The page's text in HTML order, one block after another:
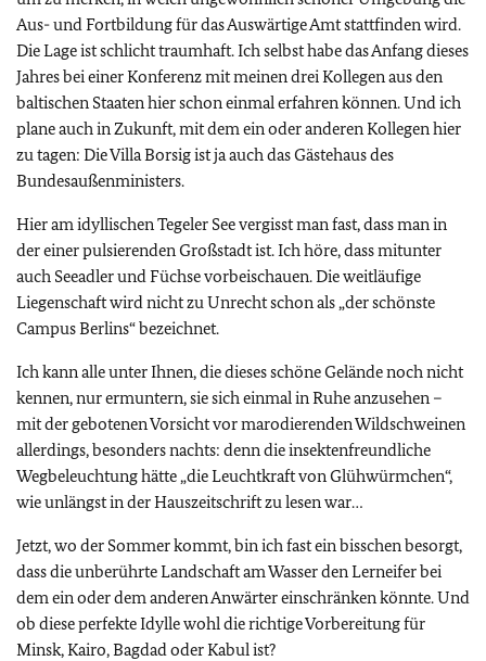
Aus- und Fortbildung für das Auswärtige Amt stattfinden wird.
Die Lage ist schlicht traumhaft. Ich selbst habe das Anfang dieses
Jahres bei einer Konferenz mit meinen drei Kollegen aus den
baltischen Staaten hier schon einmal erfahren können. Und ich
plane auch in Zukunft, mit dem ein oder anderen Kollegen hier
zu tagen: Die Villa Borsig ist ja auch das Gästehaus des
Bundesaußenministers.
Hier am idyllischen Tegeler See vergisst man fast, dass man in
der einer pulsierenden Großstadt ist. Ich höre, dass mitunter
auch Seeadler und Füchse vorbeischauen. Die weitläufige
Liegenschaft wird nicht zu Unrecht schon als „der schönste
Campus Berlins“ bezeichnet.
Ich kann alle unter Ihnen, die dieses schöne Gelände noch nicht
kennen, nur ermuntern, sie sich einmal in Ruhe anzusehen –
mit der gebotenen Vorsicht vor marodierenden Wildschweinen
allerdings, besonders nachts: denn die insektenfreundliche
Wegbeleuchtung hätte „die Leuchtkraft von Glühwürmchen“,
wie unlängst in der Hauszeitschrift zu lesen war…
Jetzt, wo der Sommer kommt, bin ich fast ein bisschen besorgt,
dass die unberührte Landschaft am Wasser den Lerneifer bei
dem ein oder dem anderen Anwärter einschränken könnte. Und
ob diese perfekte Idylle wohl die richtige Vorbereitung für
Minsk, Kairo, Bagdad oder Kabul ist?